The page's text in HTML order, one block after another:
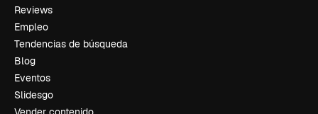
Reviews
Empleo
Tendencias de búsqueda
Blog
Eventos
Slidesgo